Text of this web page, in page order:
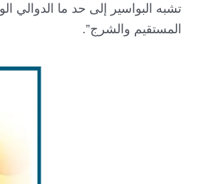
تشبه البواسير إلى حد ما الدوالي
المستقيم والشرج”.